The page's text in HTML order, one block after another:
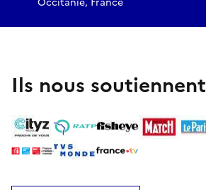
Ils nous soutiennent